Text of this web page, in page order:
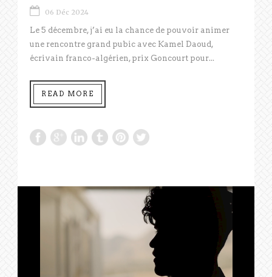
06 Déc 2024
Le 5 décembre, j’ai eu la chance de pouvoir animer
une rencontre grand pubic avec Kamel Daoud,
écrivain franco-algérien, prix Goncourt pour...
READ MORE